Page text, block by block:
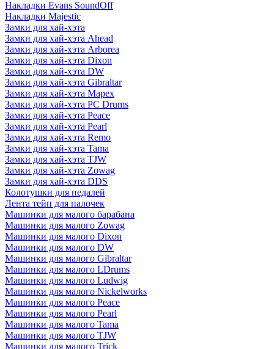
Накладки Evans SoundOff
Накладки Majestic
Замки для хай-хэта
Замки для хай-хэта Ahead
Замки для хай-хэта Arborea
Замки для хай-хэта Dixon
Замки для хай-хэта DW
Замки для хай-хэта Gibraltar
Замки для хай-хэта Mapex
Замки для хай-хэта PC Drums
Замки для хай-хэта Peace
Замки для хай-хэта Pearl
Замки для хай-хэта Remo
Замки для хай-хэта Tama
Замки для хай-хэта TJW
Замки для хай-хэта Zowag
Замки для хай-хэта DDS
Колотушки для педалей
Лента тейп для палочек
Машинки для малого барабана
Машинки для малого Zowag
Машинки для малого Dixon
Машинки для малого DW
Машинки для малого Gibraltar
Машинки для малого LDrums
Машинки для малого Ludwig
Машинки для малого Nickelworks
Машинки для малого Peace
Машинки для малого Pearl
Машинки для малого Tama
Машинки для малого TJW
Машинки для малого Trick